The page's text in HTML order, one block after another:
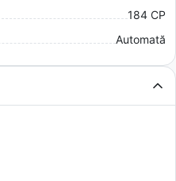
184 CP
Automată